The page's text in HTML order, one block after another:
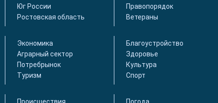
Юг России
Ростовская область
Правопорядок
Ветераны
Экономика
Аграрный сектор
Потребрынок
Туризм
Благоустройство
Здоровье
Культура
Спорт